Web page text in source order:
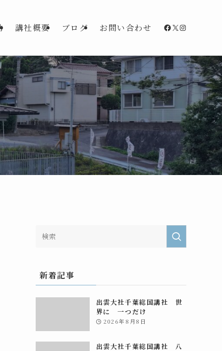
講社概要 ブログ お問い合わせ Facebook
X
新着記事
出雲大社千葉総国講社 世
界に 一つだけ
2026年8月8日
出雲大社千葉総国講社 八